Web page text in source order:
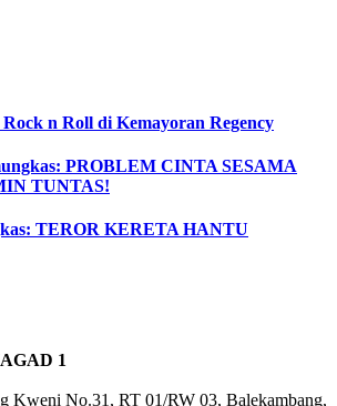
n Roll di Kemayoran Regency
PROBLEM CINTA SESAMA
TUNTAS!
TEROR KERETA HANTU
1
Kweni No.31, RT 01/RW 03, Balekambang,